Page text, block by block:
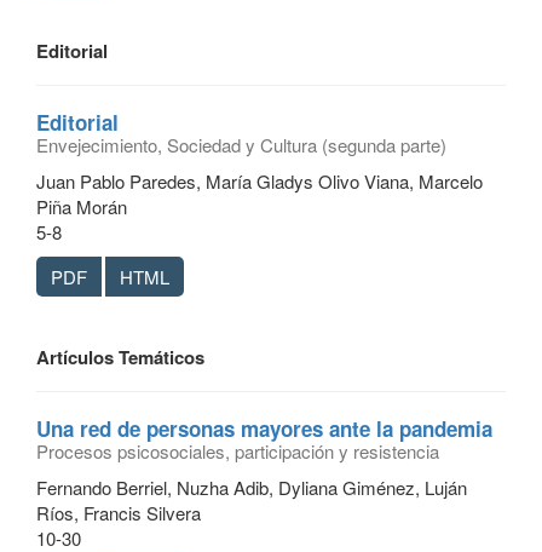
Editorial
Editorial
Envejecimiento, Sociedad y Cultura (segunda parte)
Juan Pablo Paredes, María Gladys Olivo Viana, Marcelo
Piña Morán
5-8
PDF
HTML
Artículos Temáticos
Una red de personas mayores ante la pandemia
Procesos psicosociales, participación y resistencia
Fernando Berriel, Nuzha Adib, Dyliana Giménez, Luján
Ríos, Francis Silvera
10-30